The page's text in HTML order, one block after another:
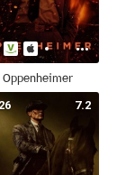
Oppenheimer
7.2